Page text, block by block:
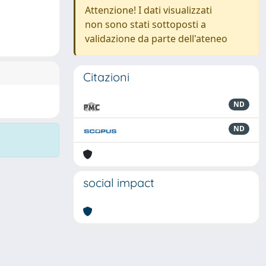
Attenzione! I dati visualizzati
non sono stati sottoposti a
validazione da parte dell'ateneo
Citazioni
ND
ND
social impact